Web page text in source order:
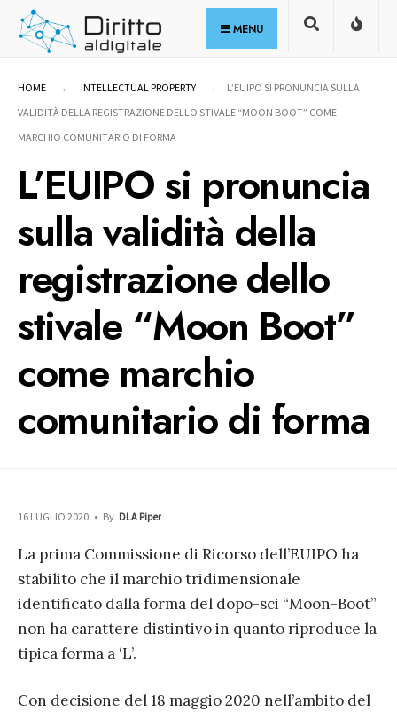
Skip
MENU
HOME INTELLECTUAL PROPERTY
L’EUIPO SI PRONUNCIA SULLA
VALIDITÀ DELLA REGISTRAZIONE DELLO STIVALE “MOON BOOT” COME
MARCHIO COMUNITARIO DI FORMA
L’EUIPO si pronuncia
sulla validità della
registrazione dello
stivale “Moon Boot”
come marchio
comunitario di forma
16 LUGLIO 2020 • By DLA Piper
La prima Commissione di Ricorso dell’EUIPO ha
stabilito che il marchio tridimensionale
identificato dalla forma del dopo-sci “Moon-Boot”
non ha carattere distintivo in quanto riproduce la
tipica forma a ‘L’.
Con decisione del 18 maggio 2020 nell’ambito del